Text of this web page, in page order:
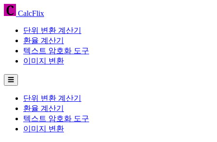
CalcFlix
단위 변환 계산기
환율 계산기
텍스트 암호화 도구
이미지 변환
☰
단위 변환 계산기
환율 계산기
텍스트 암호화 도구
이미지 변환